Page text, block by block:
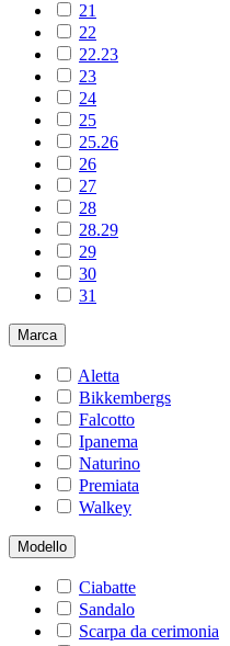
21
22
22.23
23
24
25
25.26
26
27
28
28.29
29
30
31
Marca
Aletta
Bikkembergs
Falcotto
Ipanema
Naturino
Premiata
Walkey
Modello
Ciabatte
Sandalo
Scarpa da cerimonia